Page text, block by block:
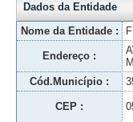
Dados da Entidade
Nome da Entidade :
Endereço :
Cód.Município :
CEP :